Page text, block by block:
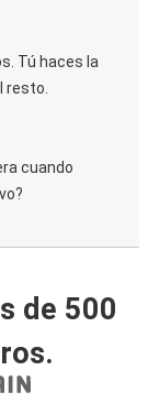
Tú haces la
resto.
cuando
de 500